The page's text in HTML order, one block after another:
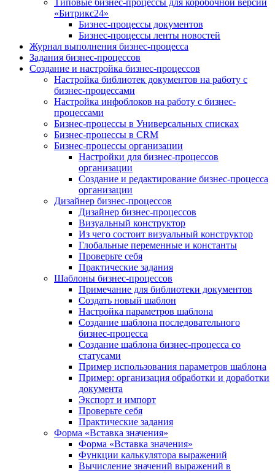
Типовые бизнес-процессы для коробочной версии
«Битрикс24»
Бизнес-процессы документов
Бизнес-процессы ленты новостей
Журнал выполнения бизнес-процесса
Задания бизнес-процессов
Создание и настройка бизнес-процессов
Настройка библиотек документов на работу с
бизнес-процессами
Настройка инфоблоков на работу с бизнес-
процессами
Бизнес-процессы в Универсальных списках
Бизнес-процессы в CRM
Бизнес-процессы организации
Настройки для бизнес-процессов
организации
Создание и редактирование бизнес-процесса
организации
Дизайнер бизнес-процессов
Дизайнер бизнес-процессов
Визуальный конструктор
Из чего состоит визуальный конструктор
Глобальные переменные и константы
Проверьте себя
Практические задания
Шаблоны бизнес-процессов
Примечание для библиотеки документов
Создать новый шаблон
Настройка параметров шаблона
Создание шаблона последовательного
бизнес-процесса
Создание шаблона бизнес-процесса со
статусами
Пример использования параметров шаблона
Пример: организация обработки и доработки
документа
Экспорт и импорт
Проверьте себя
Практические задания
Форма «Вставка значения»
Форма «Вставка значения»
Функции калькулятора выражений
Вычисление значений выражений в